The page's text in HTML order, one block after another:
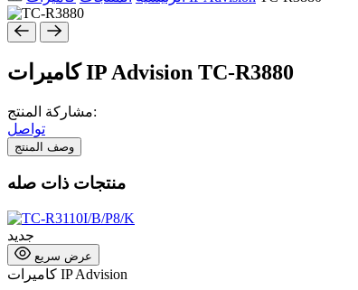
كاميرات IP Advision TC-R3880
مشاركة المنتج:
تواصل
وصف المنتج
منتجات ذات صله
جديد
عرض سريع
كاميرات IP Advision